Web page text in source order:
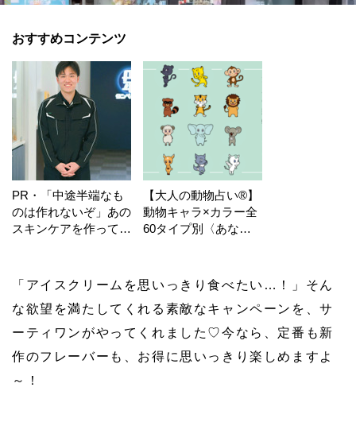
おすすめコンテンツ
PR・「中途半端なも
のは作れないぞ」あの
スキンケアを作ってい
【大人の動物占い®】
動物キャラ×カラー全
60タイプ別〈あなた
「アイスクリームを思いっきり食べたい…！」そん
な欲望を満たしてくれる素敵なキャンペーンを、サ
ーティワンがやってくれました♡今なら、定番も新
作のフレーバーも、お得に思いっきり楽しめますよ
～！